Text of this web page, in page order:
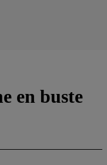
en buste